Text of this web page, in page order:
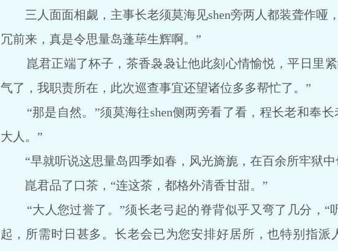
三人面面相觑，主事长老须莫海见shen旁两人都装聋作哑
冗前来，真是令思量岛蓬荜生辉啊。”
崑君正端了杯子，茶香袅袅让他此刻心情愉悦，平日里紧
气了，我职责所在，此次巡查事宜还望诸位多多帮忙了。”
“那是自然。”须莫海往shen侧两旁看了看，程长老和奉长
大人。”
“早就听说这思量岛四季如春，风光旖旎，在百余所牢狱中
崑君品了口茶，“连这茶，都格外清香甘甜。”
“大人您过誉了。”须长老弓起的脊背似乎又弯了几分，“
起，所需时日甚多。长老会已为您安排好居所，也特别指